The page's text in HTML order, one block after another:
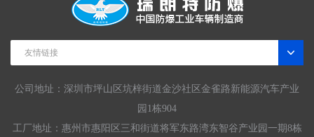
友情链接
公司地址：深圳市坪山区坑梓街道金沙社区金雀路新能源汽车产业
园1栋904
工厂地址：惠州市惠阳区三和街道将军东路湾东智谷产业园一期8栋